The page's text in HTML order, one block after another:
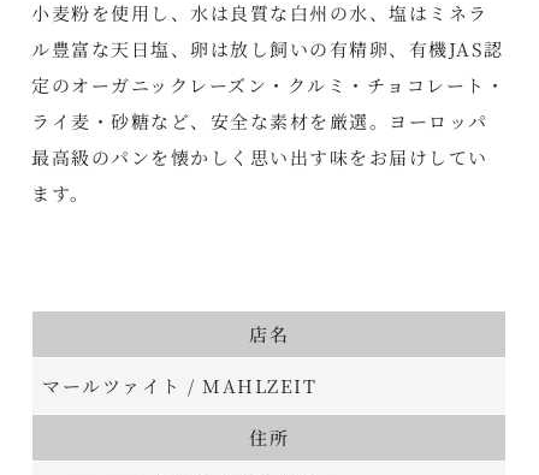
小麦粉を使用し、水は良質な白州の水、塩はミネラ
ル豊富な天日塩、卵は放し飼いの有精卵、有機JAS認
定のオーガニックレーズン・クルミ・チョコレート・
ライ麦・砂糖など、安全な素材を厳選。ヨーロッパ
最高級のパンを懐かしく思い出す味をお届けしてい
ます。
店名
マールツァイト / MAHLZEIT
住所